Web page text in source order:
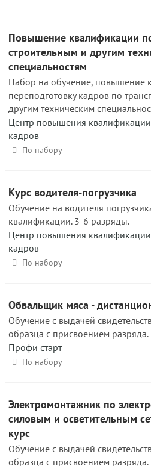
Повышение квалификации
строительным и другим
специальностям
Набор на обучение, повышение
переподготовку кадров по
другим техническим
Центр повышения
кадров
По набору
Курс водителя-погрузчика
Обучение на водителя
квалификации. 3-6 разряды.
Центр повышения
кадров
По набору
Обвальщик мяса -
Обучение с выдачей
образца с присвоением разряда.
Профи старт
По набору
Электромонтажник по
силовым и осветительным
курс
Обучение с выдачей
образца с присвоением разряда.